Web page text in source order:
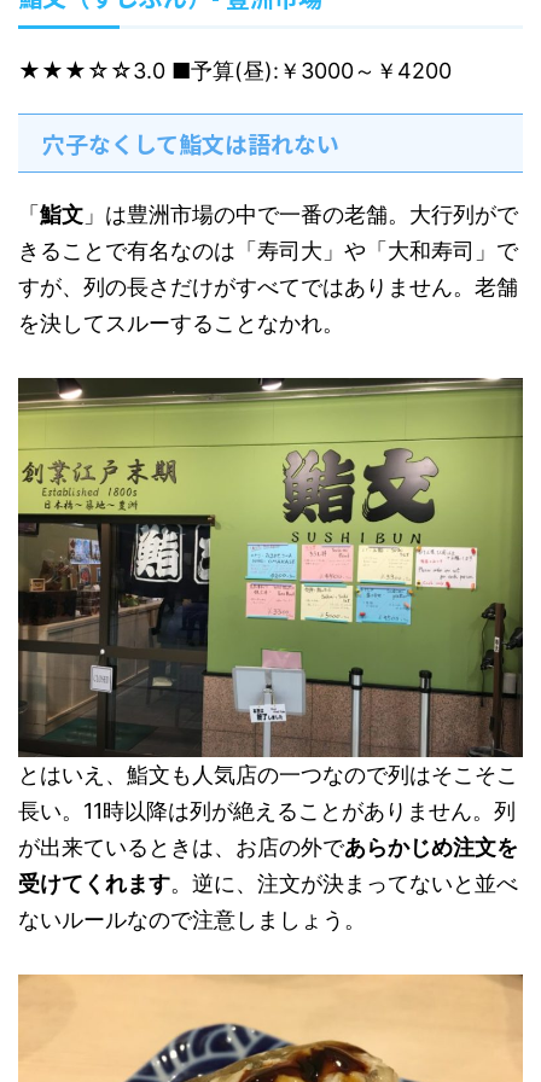
★★★☆☆3.0 ■予算(昼):￥3000～￥4200
穴子なくして鮨文は語れない
「 鮨文 」は豊洲市場の中で一番の老舗。大行列がで
きることで有名なのは「寿司大」や「大和寿司」で
すが、列の長さだけがすべてではありません。老舗
を決してスルーすることなかれ。
とはいえ、鮨文も人気店の一つなので列はそこそこ
長い。11時以降は列が絶えることがありません。列
が出来ているときは、お店の外であらかじめ注文を
受けてくれます。逆に、注文が決まってないと並べ
ないルールなので注意しましょう。